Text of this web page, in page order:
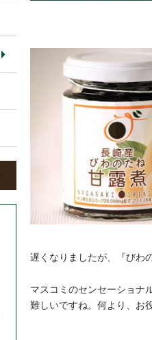
遅くなりましたが、『びわ
マスコミのセンセーショナ
難しいですね。何より、お